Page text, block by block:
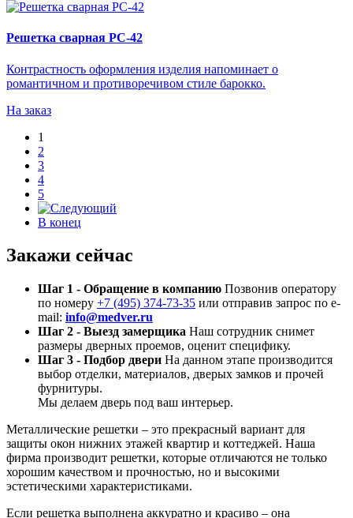
Решетка сварная РС-42
Контрастность оформления изделия напоминает о
романтичном и противоречивом стиле барокко.
На заказ
1
2
3
4
5
В конец
Закажи сейчас
Шаг 1 - Обращение в компанию Позвонив оператору
по номеру +7 (495) 374-73-35 или отправив запрос по e-
mail: info@medver.ru
Шаг 2 - Выезд замерщика Наш сотрудник снимет
размеры дверных проемов, оценит специфику.
Шаг 3 - Подбор двери На данном этапе производится
выбор отделки, материалов, дверых замков и прочей
фурнитуры.
Мы делаем дверь под ваш интерьер.
Металлические решетки – это прекрасный вариант для
защиты окон нижних этажей квартир и коттеджей. Наша
фирма производит решетки, которые отличаются не только
хорошим качеством и прочностью, но и высокими
эстетическими характеристиками.
Если решетка выполнена аккуратно и красиво – она